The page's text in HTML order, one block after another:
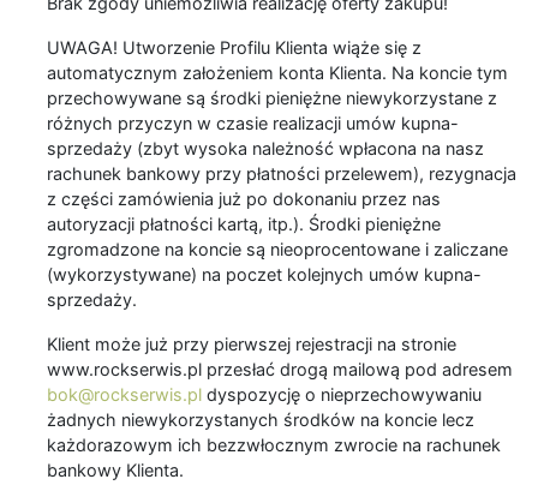
UWAGA! Utworzenie Profilu Klienta wiąże się z
automatycznym założeniem konta Klienta. Na koncie tym
przechowywane są środki pieniężne niewykorzystane z
różnych przyczyn w czasie realizacji umów kupna-
sprzedaży (zbyt wysoka należność wpłacona na nasz
rachunek bankowy przy płatności przelewem), rezygnacja
z części zamówienia już po dokonaniu przez nas
autoryzacji płatności kartą, itp.). Środki pieniężne
zgromadzone na koncie są nieoprocentowane i zaliczane
(wykorzystywane) na poczet kolejnych umów kupna-
sprzedaży.
Klient może już przy pierwszej rejestracji na stronie
www.rockserwis.pl przesłać drogą mailową pod adresem
bok@rockserwis.pl dyspozycję o nieprzechowywaniu
żadnych niewykorzystanych środków na koncie lecz
każdorazowym ich bezzwłocznym zwrocie na rachunek
bankowy Klienta.